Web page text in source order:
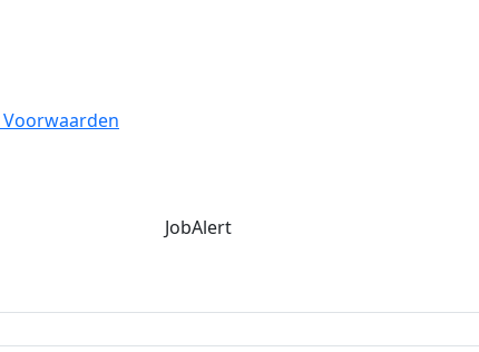
JobAlert